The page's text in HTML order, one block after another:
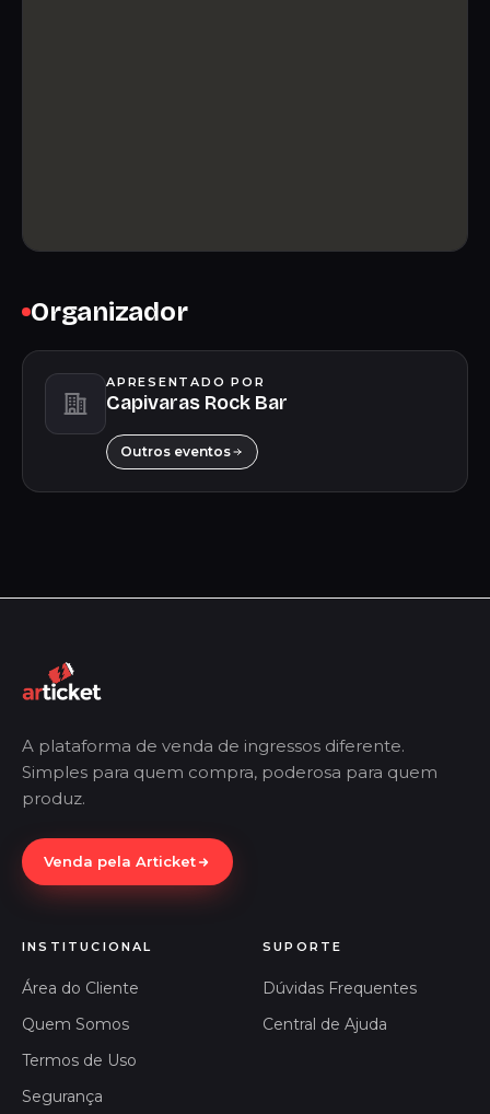
Organizador
APRESENTADO POR
Capivaras Rock Bar
Outros eventos
A plataforma de venda de ingressos diferente.
Simples para quem compra, poderosa para quem
produz.
Venda pela Articket
INSTITUCIONAL
Área do Cliente
Quem Somos
Termos de Uso
Segurança
SUPORTE
Dúvidas Frequentes
Central de Ajuda